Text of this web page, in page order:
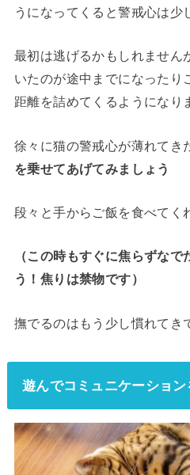
うになってくると警戒心は少
最初は逃げるかもしれません
いたのが途中までになったり
距離を詰めてくるようになり
徐々に猫の警戒心が薄れてき
を乗せてあげてみましょう
段々と手からご飯を食べてく
（この時もすぐに焦らずな
う！焦りは禁物です）
撫でるのはもう少し慣れてき
遊んでコミュニケーション